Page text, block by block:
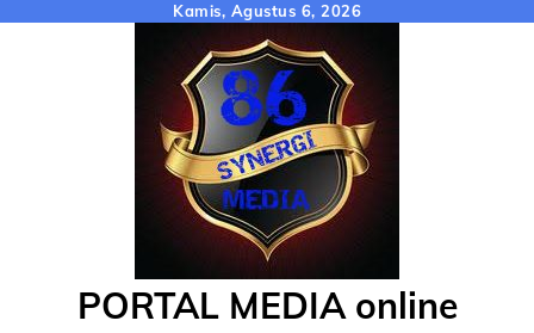
Kamis, Agustus 6, 2026
PORTAL MEDIA online